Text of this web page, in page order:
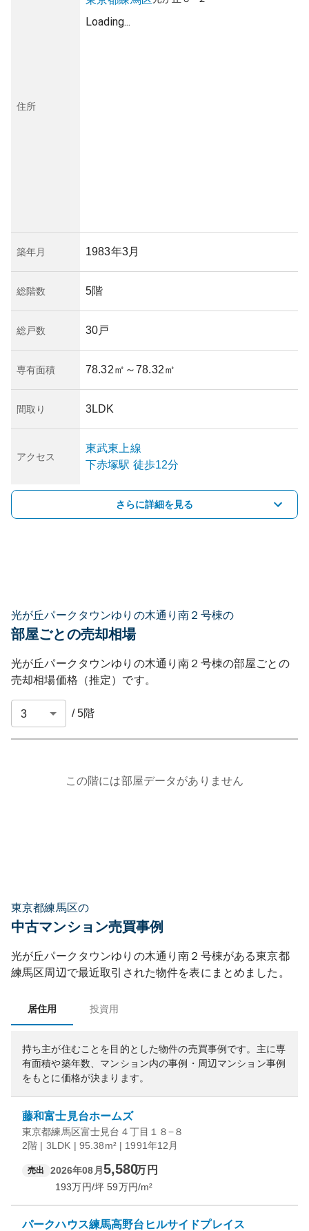
住所
Loading...
築年月 1983年3月
総階数 5階
総戸数 30戸
専有面積 78.32㎡ ～78.32㎡
間取り 3LDK
アクセス
東武東上線
下赤塚駅 徒歩12分
さらに詳細を見る
光が丘パークタウンゆりの木通り南２号棟の
部屋ごとの売却相場
光が丘パークタウンゆりの木通り南２号棟の部屋ごとの
売却相場価格（推定）です。
/5階
この階には部屋データがありません
東京都練馬区の
中古マンション売買事例
光が丘パークタウンゆりの木通り南２号棟がある東京都
練馬区周辺で最近取引された物件を表にまとめました。
居住用 投資用
持ち主が住むことを目的とした物件の売買事例です。 主に専
有面積や築年数、マンション内の事例・周辺マンション事例
をもとに価格が決まります。
藤和富士見台ホームズ
東京都練馬区富士見台４丁目１８−８
2階 | 3LDK | 95.38m² | 1991年12月
売出 2026年08月 5,580万円
193万円/坪 59万円/m²
パークハウス練馬高野台ヒルサイドプレイス